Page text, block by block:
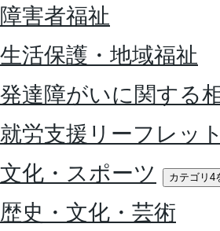
障害者福祉
生活保護・地域福祉
発達障がいに関する
就労支援リーフレット
文化・スポーツ
カテゴリ4
歴史・文化・芸術